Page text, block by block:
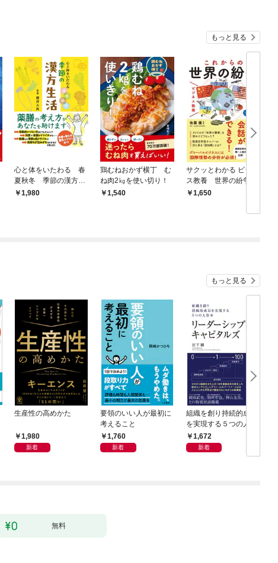
もっと見る
心と体をいたわる 春
夏秋冬 季節の漢方生
活1,980
鶏むねおかず横丁 む
ね肉2㎏を使い切り！
1,540
サクッとわかる ビジネ
ス教養 世界の紛争
1,650
もっと見る
生産性の高めかた
1,980
新着
要領のいい人が最初に
考えること
1,760
新着
組織を創り持続的成長
を実現する５つの人資
本 リーダーシップ・
キャピタルズ
1,672
新着
無料